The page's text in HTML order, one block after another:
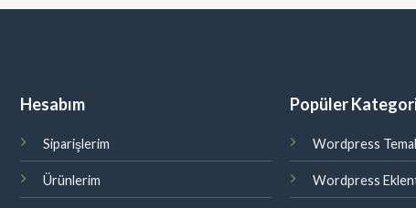
Hesabım
Siparişlerim
Ürünlerim
Popüler
Wordpress
Wordpress